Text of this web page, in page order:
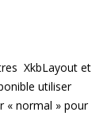
XkbLayout et
utiliser
« normal » pour